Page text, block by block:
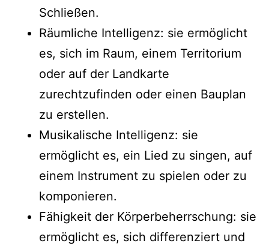
Schließen.
Räumliche Intelligenz: sie ermöglicht
es, sich im Raum, einem Territorium
oder auf der Landkarte
zurechtzufinden oder einen Bauplan
zu erstellen.
Musikalische Intelligenz: sie
ermöglicht es, ein Lied zu singen, auf
einem Instrument zu spielen oder zu
komponieren.
Fähigkeit der Körperbeherrschung: sie
ermöglicht es, sich differenziert und